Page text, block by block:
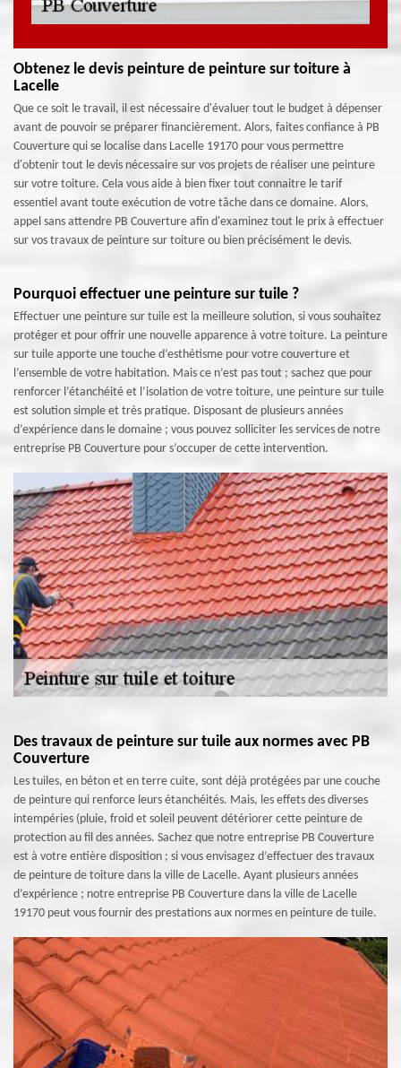
Obtenez le devis peinture de peinture sur toiture à
Lacelle
Que ce soit le travail, il est nécessaire d'évaluer tout le budget à dépenser
avant de pouvoir se préparer financièrement. Alors, faites confiance à PB
Couverture qui se localise dans Lacelle 19170 pour vous permettre
d'obtenir tout le devis nécessaire sur vos projets de réaliser une peinture
sur votre toiture. Cela vous aide à bien fixer tout connaitre le tarif
essentiel avant toute exécution de votre tâche dans ce domaine. Alors,
appel sans attendre PB Couverture afin d'examinez tout le prix à effectuer
sur vos travaux de peinture sur toiture ou bien précisément le devis.
Pourquoi effectuer une peinture sur tuile ?
Effectuer une peinture sur tuile est la meilleure solution, si vous souhaitez
protéger et pour offrir une nouvelle apparence à votre toiture. La peinture
sur tuile apporte une touche d’esthétisme pour votre couverture et
l’ensemble de votre habitation. Mais ce n’est pas tout ; sachez que pour
renforcer l’étanchéité et l’isolation de votre toiture, une peinture sur tuile
est solution simple et très pratique. Disposant de plusieurs années
d’expérience dans le domaine ; vous pouvez solliciter les services de notre
entreprise PB Couverture pour s’occuper de cette intervention.
Des travaux de peinture sur tuile aux normes avec PB
Couverture
Les tuiles, en béton et en terre cuite, sont déjà protégées par une couche
de peinture qui renforce leurs étanchéités. Mais, les effets des diverses
intempéries (pluie, froid et soleil peuvent détériorer cette peinture de
protection au fil des années. Sachez que notre entreprise PB Couverture
est à votre entière disposition ; si vous envisagez d’effectuer des travaux
de peinture de toiture dans la ville de Lacelle. Ayant plusieurs années
d’expérience ; notre entreprise PB Couverture dans la ville de Lacelle
19170 peut vous fournir des prestations aux normes en peinture de tuile.